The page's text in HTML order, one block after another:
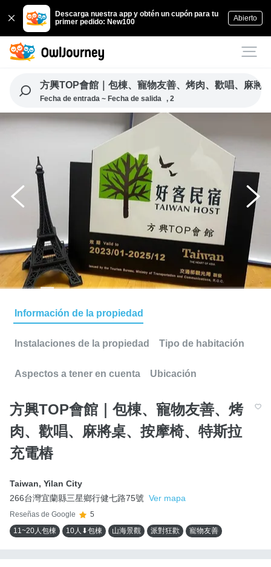
Descarga nuestra app y obtén un cupón para tu
primer pedido: New100
Abierto
方興TOP會館｜包棟、寵物友善、烤肉、歡唱、麻將
Fecha de entrada ~ Fecha de salida , 2
Información de la propiedad
Instalaciones de la propiedad Tipo de habitación
Aspectos a tener en cuenta Ubicación
方興TOP會館｜包棟、寵物友善、烤
肉、歡唱、麻將桌、按摩椅、特斯拉
充電樁
Taiwan, Yilan City
266台灣宜蘭縣三星鄉行健七路75號 Ver mapa
Reseñas de Google
5
11~20人包棟
10人⬇包棟 山海景觀 派對狂歡 寵物友善